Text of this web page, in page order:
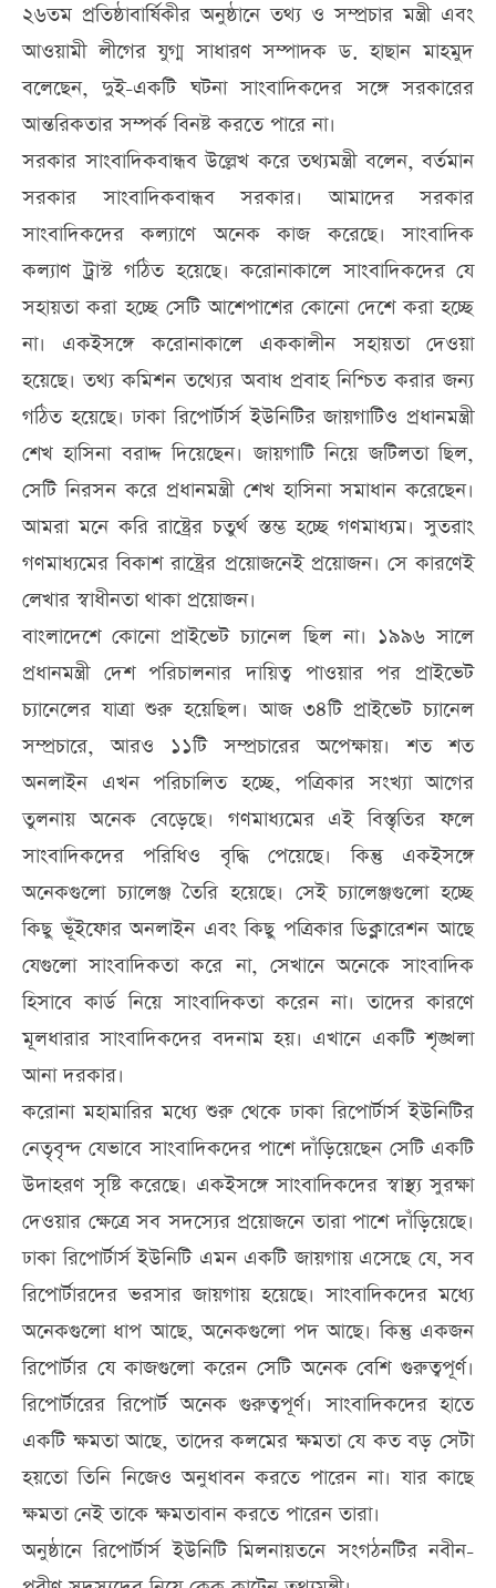
২৬তম প্রতিষ্ঠাবার্ষিকীর অনুষ্ঠানে তথ্য ও সম্প্রচার মন্ত্রী এবং
আওয়ামী লীগের যুগ্ম সাধারণ সম্পাদক ড. হাছান মাহমুদ
বলেছেন, দুই-একটি ঘটনা সাংবাদিকদের সঙ্গে সরকারের
আন্তরিকতার সম্পর্ক বিনষ্ট করতে পারে না।
সরকার সাংবাদিকবান্ধব উল্লেখ করে তথ্যমন্ত্রী বলেন, বর্তমান
সরকার সাংবাদিকবান্ধব সরকার। আমাদের সরকার
সাংবাদিকদের কল্যাণে অনেক কাজ করেছে। সাংবাদিক
কল্যাণ ট্রাস্ট গঠিত হয়েছে। করোনাকালে সাংবাদিকদের যে
সহায়তা করা হচ্ছে সেটি আশেপাশের কোনো দেশে করা হচ্ছে
না। একইসঙ্গে করোনাকালে এককালীন সহায়তা দেওয়া
হয়েছে। তথ্য কমিশন তথ্যের অবাধ প্রবাহ নিশ্চিত করার জন্য
গঠিত হয়েছে। ঢাকা রিপোর্টার্স ইউনিটির জায়গাটিও প্রধানমন্ত্রী
শেখ হাসিনা বরাদ্দ দিয়েছেন। জায়গাটি নিয়ে জটিলতা ছিল,
সেটি নিরসন করে প্রধানমন্ত্রী শেখ হাসিনা সমাধান করেছেন।
আমরা মনে করি রাষ্ট্রের চতুর্থ স্তম্ভ হচ্ছে গণমাধ্যম। সুতরাং
গণমাধ্যমের বিকাশ রাষ্ট্রের প্রয়োজনেই প্রয়োজন। সে কারণেই
লেখার স্বাধীনতা থাকা প্রয়োজন।
বাংলাদেশে কোনো প্রাইভেট চ্যানেল ছিল না। ১৯৯৬ সালে
প্রধানমন্ত্রী দেশ পরিচালনার দায়িত্ব পাওয়ার পর প্রাইভেট
চ্যানেলের যাত্রা শুরু হয়েছিল। আজ ৩৪টি প্রাইভেট চ্যানেল
সম্প্রচারে, আরও ১১টি সম্প্রচারের অপেক্ষায়। শত শত
অনলাইন এখন পরিচালিত হচ্ছে, পত্রিকার সংখ্যা আগের
তুলনায় অনেক বেড়েছে। গণমাধ্যমের এই বিস্তৃতির ফলে
সাংবাদিকদের পরিধিও বৃদ্ধি পেয়েছে। কিন্তু একইসঙ্গে
অনেকগুলো চ্যালেঞ্জ তৈরি হয়েছে। সেই চ্যালেঞ্জগুলো হচ্ছে
কিছু ভূঁইফোর অনলাইন এবং কিছু পত্রিকার ডিক্লারেশন আছে
যেগুলো সাংবাদিকতা করে না, সেখানে অনেকে সাংবাদিক
হিসাবে কার্ড নিয়ে সাংবাদিকতা করেন না। তাদের কারণে
মূলধারার সাংবাদিকদের বদনাম হয়। এখানে একটি শৃঙ্খলা
আনা দরকার।
করোনা মহামারির মধ্যে শুরু থেকে ঢাকা রিপোর্টার্স ইউনিটির
নেতৃবৃন্দ যেভাবে সাংবাদিকদের পাশে দাঁড়িয়েছেন সেটি একটি
উদাহরণ সৃষ্টি করেছে। একইসঙ্গে সাংবাদিকদের স্বাস্থ্য সুরক্ষা
দেওয়ার ক্ষেত্রে সব সদস্যের প্রয়োজনে তারা পাশে দাঁড়িয়েছে।
ঢাকা রিপোর্টার্স ইউনিটি এমন একটি জায়গায় এসেছে যে, সব
রিপোর্টারদের ভরসার জায়গায় হয়েছে। সাংবাদিকদের মধ্যে
অনেকগুলো ধাপ আছে, অনেকগুলো পদ আছে। কিন্তু একজন
রিপোর্টার যে কাজগুলো করেন সেটি অনেক বেশি গুরুত্বপূর্ণ।
রিপোর্টারের রিপোর্ট অনেক গুরুত্বপূর্ণ। সাংবাদিকদের হাতে
একটি ক্ষমতা আছে, তাদের কলমের ক্ষমতা যে কত বড় সেটা
হয়তো তিনি নিজেও অনুধাবন করতে পারেন না। যার কাছে
ক্ষমতা নেই তাকে ক্ষমতাবান করতে পারেন তারা।
অনুষ্ঠানে রিপোর্টার্স ইউনিটি মিলনায়তনে সংগঠনটির নবীন-